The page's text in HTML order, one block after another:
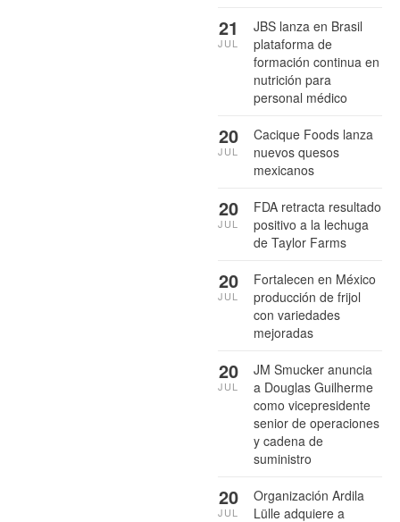
JBS lanza en Brasil
plataforma de
formación continua en
nutrición para
personal médico
21
JUL
Cacique Foods lanza
nuevos quesos
mexicanos
20
JUL
FDA retracta resultado
positivo a la lechuga
de Taylor Farms
20
JUL
Fortalecen en México
producción de frijol
con variedades
mejoradas
20
JUL
JM Smucker anuncia
a Douglas Guilherme
como vicepresidente
senior de operaciones
y cadena de
suministro
20
JUL
Organización Ardila
Lülle adquiere a
20
JUL